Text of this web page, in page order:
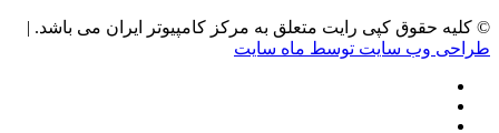
© کلیه حقوق کپی رایت متعلق به مرکز کامپیوتر ایران می باشد. |
طراحی وب سایت توسط ماه سایت